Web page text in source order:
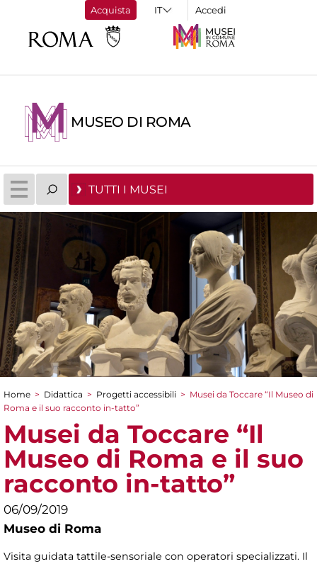
Acquista Accedi
MUSEO DI ROMA
TUTTI I MUSEI
Tu sei qui
Home > Didattica > Progetti accessibili > Musei da Toccare “Il Museo di
Roma e il suo racconto in-tatto”
Musei da Toccare “Il
Museo di Roma e il suo
racconto in-tatto”
06/09/2019
Museo di Roma
Visita guidata tattile-sensoriale con operatori specializzati. Il